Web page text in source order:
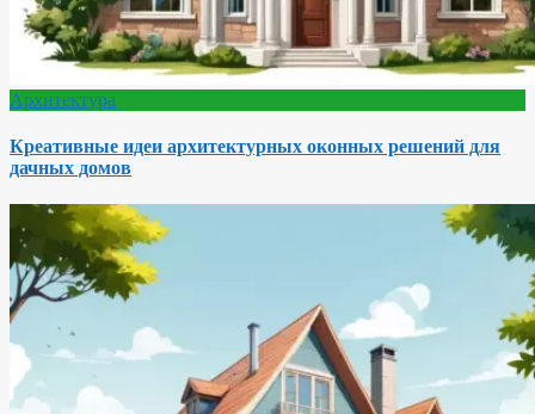
Архитектура
Креативные идеи архитектурных оконных решений для
дачных домов